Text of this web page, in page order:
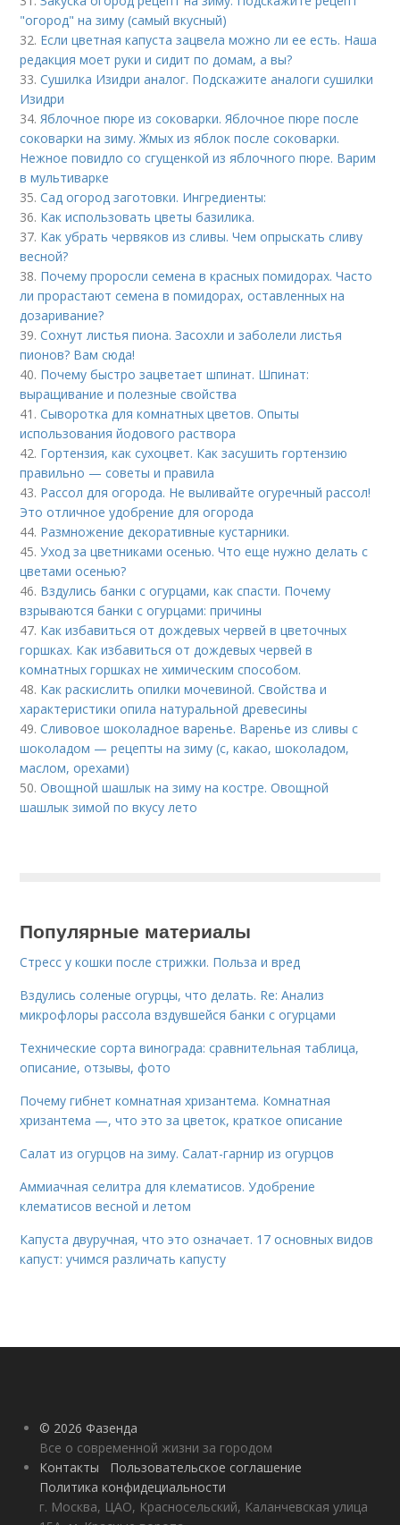
"огород" на зиму (самый вкусный)
32. Если цветная капуста зацвела можно ли ее есть. Наша
редакция моет руки и сидит по домам, а вы?
33.Сушилка Изидри аналог. Подскажите аналоги сушилки
Изидри
34. Яблочное пюре из соковарки. Яблочное пюре после
соковарки на зиму. Жмых из яблок после соковарки.
Нежное повидло со сгущенкой из яблочного пюре. Варим
в мультиварке
35.Сад огород заготовки. Ингредиенты:
36. Как использовать цветы базилика.
37. Как убрать червяков из сливы. Чем опрыскать сливу
весной?
38. Почему проросли семена в красных помидорах. Часто
ли прорастают семена в помидорах, оставленных на
дозаривание?
39.Сохнут листья пиона. Засохли и заболели листья
пионов? Вам сюда!
40. Почему быстро зацветает шпинат. Шпинат:
выращивание и полезные свойства
41.Сыворотка для комнатных цветов. Опыты
использования йодового раствора
42. Гортензия, как сухоцвет. Как засушить гортензию
правильно — советы и правила
43. Рассол для огорода. Не выливайте огуречный рассол!
Это отличное удобрение для огорода
44. Размножение декоративные кустарники.
45.Уход за цветниками осенью. Что еще нужно делать с
цветами осенью?
46. Вздулись банки с огурцами, как спасти. Почему
взрываются банки с огурцами: причины
47. Как избавиться от дождевых червей в цветочных
горшках. Как избавиться от дождевых червей в
комнатных горшках не химическим способом.
48. Как раскислить опилки мочевиной. Свойства и
характеристики опила натуральной древесины
49.Сливовое шоколадное варенье. Варенье из сливы с
шоколадом — рецепты на зиму (с, какао, шоколадом,
маслом, орехами)
50.Овощной шашлык на зиму на костре. Овощной
шашлык зимой по вкусу лето
Популярные материалы
Стресс у кошки после стрижки. Польза и вред
Вздулись соленые огурцы, что делать. Re: Анализ
микрофлоры рассола вздувшейся банки с огурцами
Технические сорта винограда: сравнительная таблица,
описание, отзывы, фото
Почему гибнет комнатная хризантема. Комнатная
хризантема —, что это за цветок, краткое описание
Салат из огурцов на зиму. Салат-гарнир из огурцов
Аммиачная селитра для клематисов. Удобрение
клематисов весной и летом
Капуста двуручная, что это означает. 17 основных видов
капуст: учимся различать капусту
© 2026 Фазенда
Все о современной жизни за городом
Контакты
Пользовательское соглашение
Политика конфидециальности
г. Москва, ЦАО, Красносельский, Каланчевская улица